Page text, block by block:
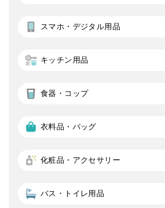
スマホ・デジタル用品
キッチン用品
食器・コップ
衣料品・バッグ
化粧品・アクセサリー
バス・トイレ用品